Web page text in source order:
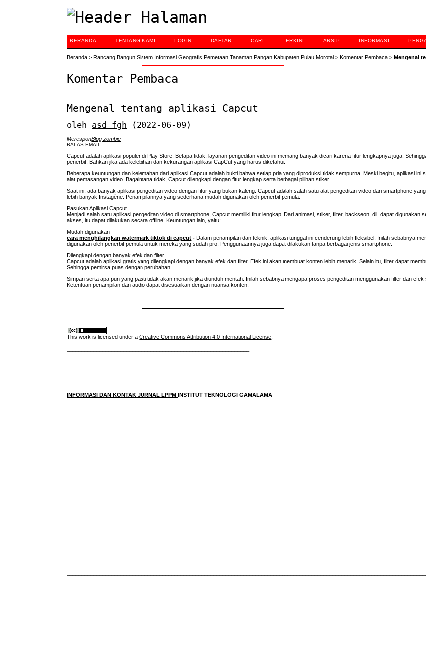
BERANDA TENTANG KAMI LOGIN DAFTAR CARI TERKINI ARSIP INFORMASI
Beranda >Rancang Bangun Sistem Informasi Geografis Pemetaan Tanaman Pangan Kabupaten Pulau Morotai >Komentar Pembaca >Mengenal
Komentar Pembaca
Mengenal tentang aplikasi Capcut
oleh asd fgh (2022-06-09)
MeresponBlog zombie
BALAS EMAIL
Capcut adalah aplikasi populer di Play Store. Betapa tidak, layanan pengeditan video ini memang banyak dicari karena fitur lengkapnya juga.
penerbit. Bahkan jika ada kelebihan dan kekurangan aplikasi CapCut yang harus diketahui.
Beberapa keuntungan dan kelemahan dari aplikasi Capcut adalah bukti bahwa setiap pria yang diproduksi tidak sempurna. Meski begitu, aplikasi ini
alat pemasangan video. Bagaimana tidak, Capcut dilengkapi dengan fitur lengkap serta berbagai pilihan stiker.
Saat ini, ada banyak aplikasi pengeditan video dengan fitur yang bukan kaleng. Capcut adalah salah satu alat pengeditan video dari smartphone
lebih banyak Instagène. Penampilannya yang sederhana mudah digunakan oleh penerbit pemula.
Pasukan Aplikasi Capcut
Menjadi salah satu aplikasi pengeditan video di smartphone, Capcut memiliki fitur lengkap. Dari animasi, stiker, filter, backseon, dll. dapat digunakan
akses, itu dapat dilakukan secara offline. Keuntungan lain, yaitu:
Mudah digunakan
cara menghilangkan watermark tiktok di capcut -Dalam penampilan dan teknik, aplikasi tunggal ini cenderung lebih fleksibel. Inilah sebabnya
digunakan oleh penerbit pemula untuk mereka yang sudah pro. Penggunaannya juga dapat dilakukan tanpa berbagai jenis smartphone.
Dilengkapi dengan banyak efek dan filter
Capcut adalah aplikasi gratis yang dilengkapi dengan banyak efek dan filter. Efek ini akan membuat konten lebih menarik. Selain itu, filter dapat
Sehingga pemirsa puas dengan perubahan.
Simpan serta apa pun yang pasti tidak akan menarik jika diunduh mentah. Inilah sebabnya mengapa proses pengeditan menggunakan filter dan efek
Ketentuan penampilan dan audio dapat disesuaikan dengan nuansa konten.
This work is licensed under aCreative Commons Attribution 4.0 International License
INFORMASI DAN KONTAK JURNAL LPPM
INSTITUT TEKNOLOGI GAMALAMA